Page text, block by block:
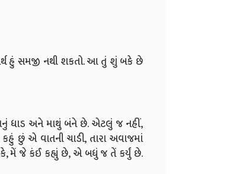
હું સમજી નથી શકતો. આ તું શું બકે છે
ધાડ અને માથું બંને છે. એટલું જ નહીં,
છું એ વાતની ચાડી, તારા અવાજમાં
મેં જે કંઈ કહ્યું છે, એ બધું જ તેં કર્યું છે.